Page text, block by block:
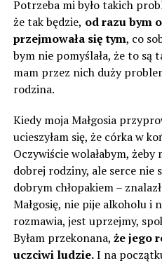
Potrzeba mi było takich
że ​​tak będzie, od razu bym
przejmowała się tym, co
bym nie pomyślała, że to są
mam przez nich duży
rodzina.
Kiedy moja Małgosia
ucieszyłam się, że córka w
Oczywiście wolałabym, żeby
dobrej rodziny, ale serce nie
dobrym chłopakiem –
Małgosię, nie pije alkoholu i
rozmawia, jest uprzejmy,
Byłam przekonana, że jego
uczciwi ludzie.I na